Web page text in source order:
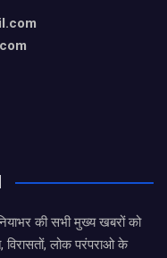
की सभी मुख्य खबरों को
विरासतों, लोक परंपराओ के